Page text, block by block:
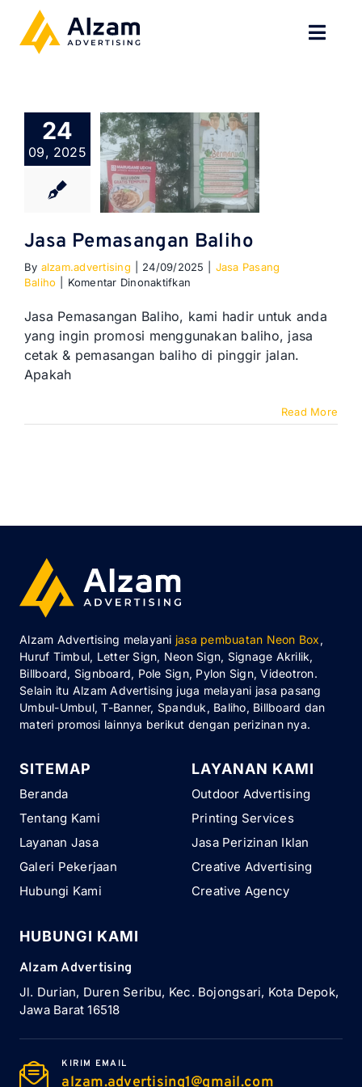
content
TENTANG
SPESIALISASI
GALERI
KONTAK
BLOG
24
09, 2025
Jasa Pemasangan Baliho
By alzam.advertising 24/09/2025
Jasa Pasang
Baliho
Komentar Dinonaktifkanpada
Pemasangan
Baliho
Jasa Pemasangan Baliho, kami hadir untuk anda
yang ingin promosi menggunakan baliho, jasa
cetak & pemasangan baliho di pinggir jalan.
Apakah
Read More
Alzam Advertising melayani jasa pembuatan Neon Box,
Huruf Timbul, Letter Sign, Neon Sign, Signage Akrilik,
Billboard, Signboard, Pole Sign, Pylon Sign, Videotron.
Selain itu Alzam Advertising juga melayani jasa pasang
Umbul-Umbul, T-Banner, Spanduk, Baliho, Billboard dan
materi promosi lainnya berikut dengan perizinan nya.
SITEMAP
Beranda
Tentang Kami
Layanan Jasa
Galeri Pekerjaan
Hubungi Kami
LAYANAN KAMI
Outdoor Advertising
Printing Services
Jasa Perizinan Iklan
Creative Advertising
Creative Agency
HUBUNGI KAMI
Alzam Advertising
Jl. Durian, Duren Seribu, Kec. Bojongsari, Kota Depok,
Jawa Barat 16518
KIRIM EMAIL
alzam.advertising1@gmail.com